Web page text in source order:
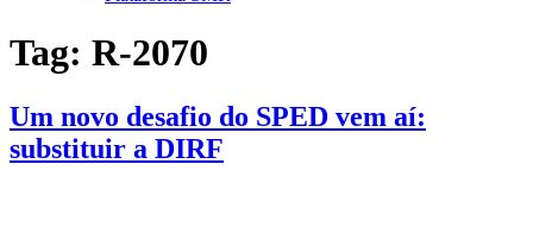
Tag: R-2070
Um novo desafio do SPED vem aí:
substituir a DIRF